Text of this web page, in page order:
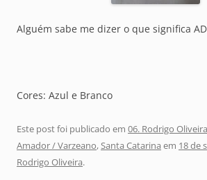
Alguém sabe me dizer o que significa
Cores: Azul e Branco
Este post foi publicado em 06. Rodrigo Oliveira
Amador / Varzeano,Santa Catarina em 18 de
Rodrigo Oliveira.